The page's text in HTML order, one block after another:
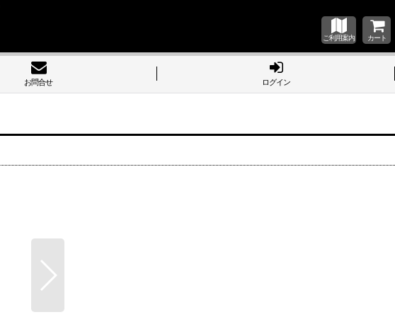
ご利用案内 カート
お問合せ ログイン